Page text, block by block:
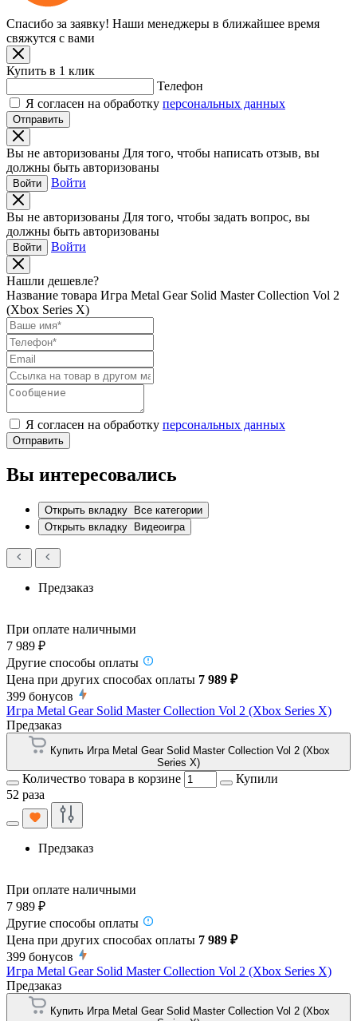
Спасибо за заявку! Наши менеджеры в ближайшее время
свяжутся с вами
Купить в 1 клик
Телефон
Я согласен на обработку персональных данных
Отправить
Вы не авторизованы Для того, чтобы написать отзыв, вы
должны быть авторизованы
Войти Войти
Вы не авторизованы Для того, чтобы задать вопрос, вы
должны быть авторизованы
Войти Войти
Нашли дешевле?
Название товара Игра Metal Gear Solid Master Collection Vol 2
(Xbox Series X)
Я согласен на обработку персональных данных
Отправить
Вы интересовались
Открыть вкладку
Все категории
Открыть вкладку
Видеоигра
Предзаказ
При оплате наличными
7 989 ₽
Другие способы оплаты
Цена при других способах оплаты 7 989 ₽
399 бонусов
Игра Metal Gear Solid Master Collection Vol 2 (Xbox Series X)
Предзаказ
Купить Игра Metal Gear Solid Master Collection Vol 2 (Xbox
Series X)
Количество товара в корзине
Купили
52 раза
Предзаказ
При оплате наличными
7 989 ₽
Другие способы оплаты
Цена при других способах оплаты 7 989 ₽
399 бонусов
Игра Metal Gear Solid Master Collection Vol 2 (Xbox Series X)
Предзаказ
Купить Игра Metal Gear Solid Master Collection Vol 2 (Xbox